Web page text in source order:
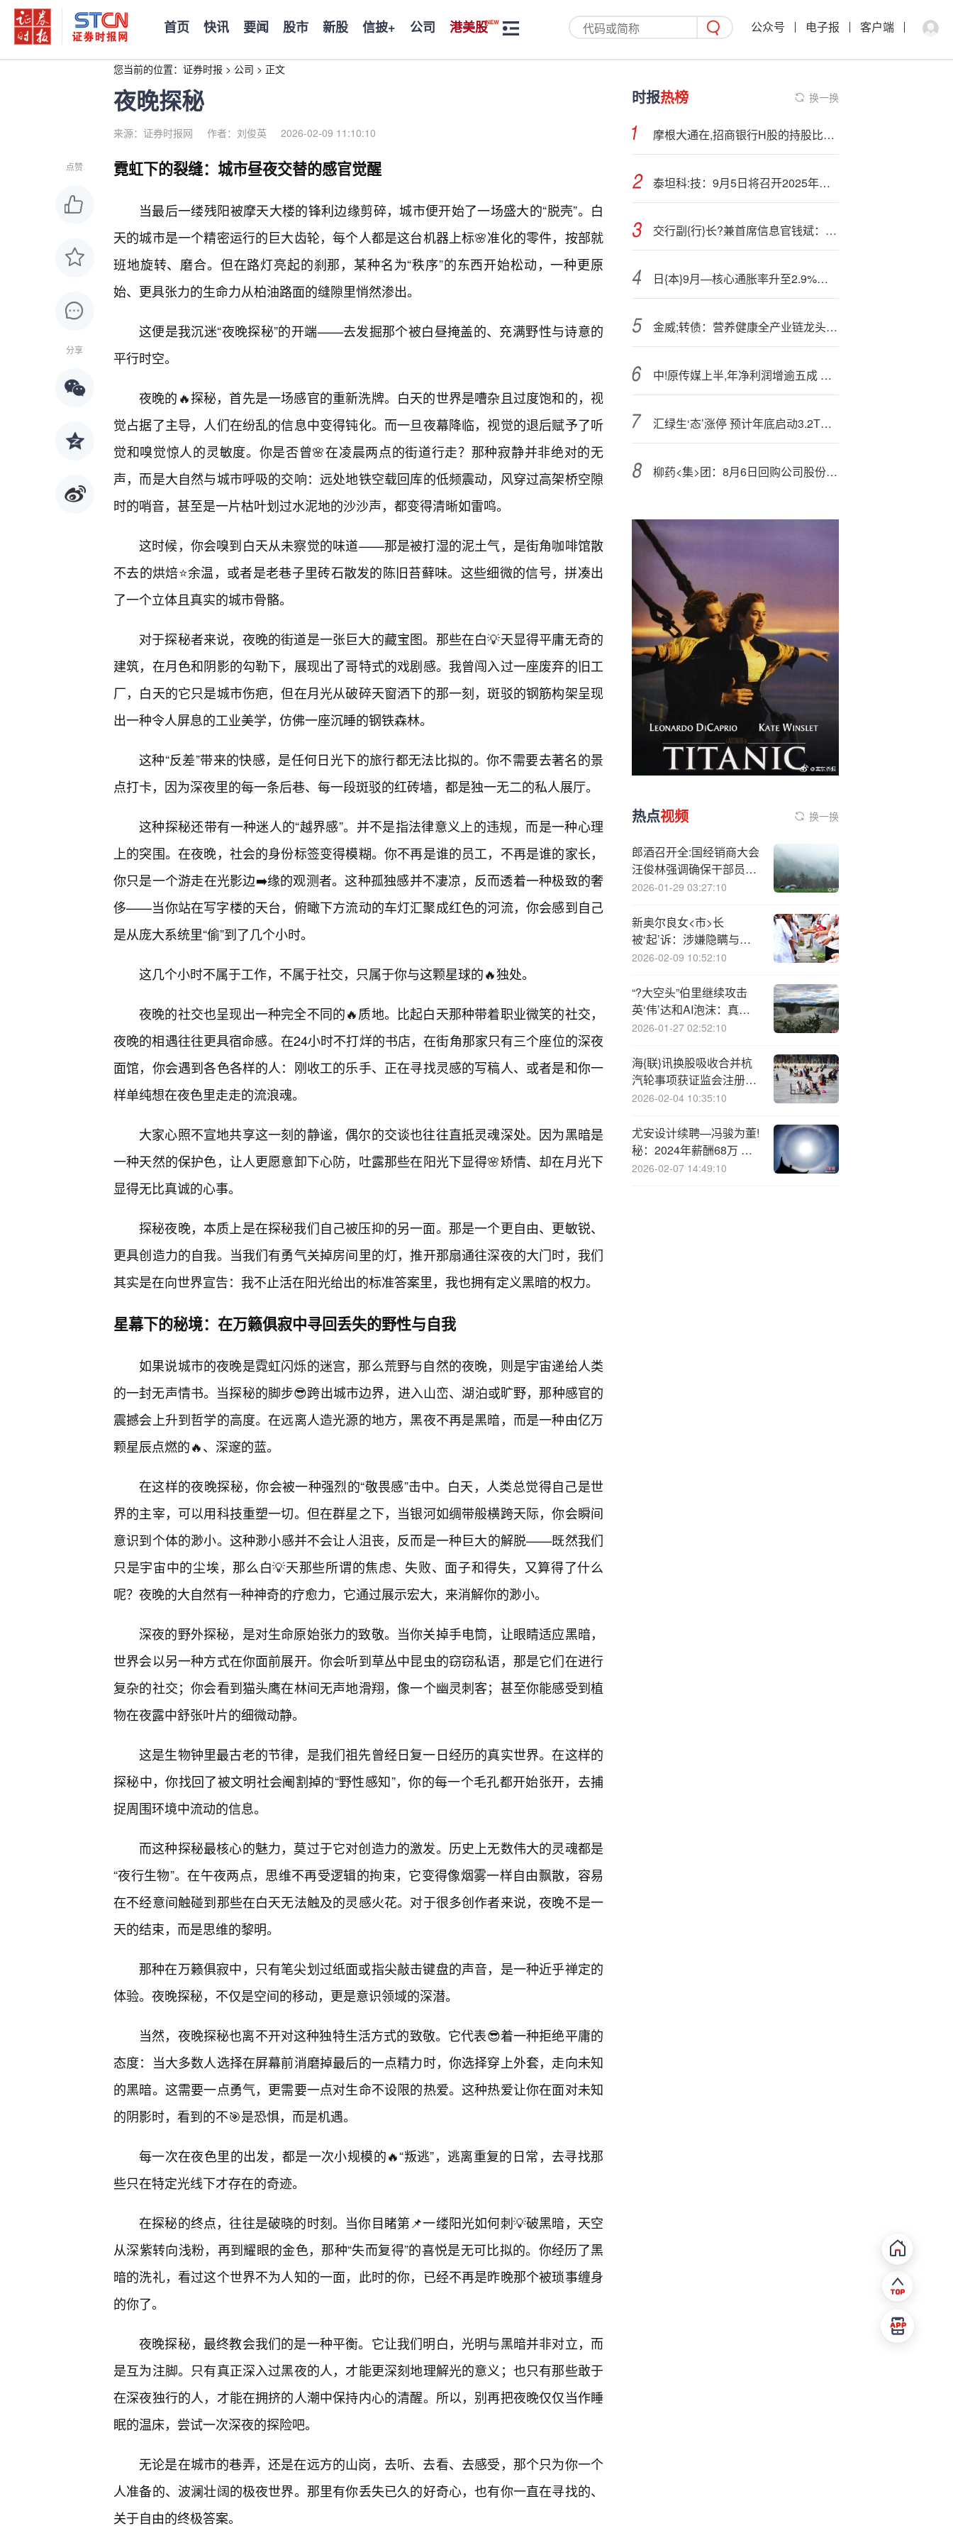
首页 快讯 要闻 股市 新股 信披+ 公司 港美股 公众号 电子报 客户端
您当前的位置： 证券时报 > 公司 > 正文
夜晚探秘
来源：证券时报网 作者：刘俊英 2026-02-09 11:10:10
点赞
分享
霓虹下的裂缝：城市昼夜交替的感官觉醒
当最后一缕残阳被摩天大楼的锋利边缘剪碎，城市便开始了一场盛大的“脱壳”。白
天的城市是一个精密运行的巨大齿轮，每个人都是这台机器上标🌸准化的零件，按部就
班地旋转、磨合。但在路灯亮起的刹那，某种名为“秩序”的东西开始松动，一种更原
始、更具张力的生命力从柏油路面的缝隙里悄然渗出。
这便是我沉迷“夜晚探秘”的开端——去发掘那个被白昼掩盖的、充满野性与诗意的
平行时空。
夜晚的🔥探秘，首先是一场感官的重新洗牌。白天的世界是嘈杂且过度饱和的，视
觉占据了主导，人们在纷乱的信息中变得钝化。而一旦夜幕降临，视觉的退后赋予了听
觉和嗅觉惊人的灵敏度。你是否曾🌸在凌晨两点的街道行走？那种寂静并非绝对的无
声，而是大自然与城市呼吸的交响：远处地铁空载回库的低频震动，风穿过高架桥空隙
时的哨音，甚至是一片枯叶划过水泥地的沙沙声，都变得清晰如雷鸣。
这时候，你会嗅到白天从未察觉的味道——那是被打湿的泥土气，是街角咖啡馆散
不去的烘焙⭐余温，或者是老巷子里砖石散发的陈旧苔藓味。这些细微的信号，拼凑出
了一个立体且真实的城市骨骼。
对于探秘者来说，夜晚的街道是一张巨大的藏宝图。那些在白💡天显得平庸无奇的
建筑，在月色和阴影的勾勒下，展现出了哥特式的戏剧感。我曾闯入过一座废弃的旧工
厂，白天的它只是城市伤疤，但在月光从破碎天窗洒下的那一刻，斑驳的钢筋构架呈现
出一种令人屏息的工业美学，仿佛一座沉睡的钢铁森林。
这种“反差”带来的快感，是任何日光下的旅行都无法比拟的。你不需要去著名的景
点打卡，因为深夜里的每一条后巷、每一段斑驳的红砖墙，都是独一无二的私人展厅。
这种探秘还带有一种迷人的“越界感”。并不是指法律意义上的违规，而是一种心理
上的突围。在夜晚，社会的身份标签变得模糊。你不再是谁的员工，不再是谁的家长，
你只是一个游走在光影边➡️缘的观测者。这种孤独感并不凄凉，反而透着一种极致的奢
侈——当你站在写字楼的天台，俯瞰下方流动的车灯汇聚成红色的河流，你会感到自己
是从庞大系统里“偷”到了几个小时。
这几个小时不属于工作，不属于社交，只属于你与这颗星球的🔥独处。
夜晚的社交也呈现出一种完全不同的🔥质地。比起白天那种带着职业微笑的社交，
夜晚的相遇往往更具宿命感。在24小时不打烊的书店，在街角那家只有三个座位的深夜
面馆，你会遇到各色各样的人：刚收工的乐手、正在寻找灵感的写稿人、或者是和你一
样单纯想在夜色里走走的流浪魂。
大家心照不宣地共享这一刻的静谧，偶尔的交谈也往往直抵灵魂深处。因为黑暗是
一种天然的保护色，让人更愿意卸下心防，吐露那些在阳光下显得🌸矫情、却在月光下
显得无比真诚的心事。
探秘夜晚，本质上是在探秘我们自己被压抑的另一面。那是一个更自由、更敏锐、
更具创造力的自我。当我们有勇气关掉房间里的灯，推开那扇通往深夜的大门时，我们
其实是在向世界宣告：我不止活在阳光给出的标准答案里，我也拥有定义黑暗的权力。
星幕下的秘境：在万籁俱寂中寻回丢失的野性与自我
如果说城市的夜晚是霓虹闪烁的迷宫，那么荒野与自然的夜晚，则是宇宙递给人类
的一封无声情书。当探秘的脚步😎跨出城市边界，进入山峦、湖泊或旷野，那种感官的
震撼会上升到哲学的高度。在远离人造光源的地方，黑夜不再是黑暗，而是一种由亿万
颗星辰点燃的🔥、深邃的蓝。
在这样的夜晚探秘，你会被一种强烈的“敬畏感”击中。白天，人类总觉得自己是世
界的主宰，可以用科技重塑一切。但在群星之下，当银河如绸带般横跨天际，你会瞬间
意识到个体的渺小。这种渺小感并不会让人沮丧，反而是一种巨大的解脱——既然我们
只是宇宙中的尘埃，那么白💡天那些所谓的焦虑、失败、面子和得失，又算得了什么
呢？夜晚的大自然有一种神奇的疗愈力，它通过展示宏大，来消解你的渺小。
深夜的野外探秘，是对生命原始张力的致敬。当你关掉手电筒，让眼睛适应黑暗，
世界会以另一种方式在你面前展开。你会听到草丛中昆虫的窃窃私语，那是它们在进行
复杂的社交；你会看到猫头鹰在林间无声地滑翔，像一个幽灵刺客；甚至你能感受到植
物在夜露中舒张叶片的细微动静。
这是生物钟里最古老的节律，是我们祖先曾经日复一日经历的真实世界。在这样的
探秘中，你找回了被文明社会阉割掉的“野性感知”，你的每一个毛孔都开始张开，去捕
捉周围环境中流动的信息。
而这种探秘最核心的魅力，莫过于它对创造力的激发。历史上无数伟大的灵魂都是
“夜行生物”。在午夜两点，思维不再受逻辑的拘束，它变得像烟雾一样自由飘散，容易
在不经意间触碰到那些在白天无法触及的灵感火花。对于很多创作者来说，夜晚不是一
天的结束，而是思维的黎明。
那种在万籁俱寂中，只有笔尖划过纸面或指尖敲击键盘的声音，是一种近乎禅定的
体验。夜晚探秘，不仅是空间的移动，更是意识领域的深潜。
当然，夜晚探秘也离不开对这种独特生活方式的致敬。它代表😎着一种拒绝平庸的
态度：当大多数人选择在屏幕前消磨掉最后的一点精力时，你选择穿上外套，走向未知
的黑暗。这需要一点勇气，更需要一点对生命不设限的热爱。这种热爱让你在面对未知
的阴影时，看到的不🎯是恐惧，而是机遇。
每一次在夜色里的出发，都是一次小规模的🔥“叛逃”，逃离重复的日常，去寻找那
些只在特定光线下才存在的奇迹。
在探秘的终点，往往是破晓的时刻。当你目睹第📌一缕阳光如何刺💡破黑暗，天空
从深紫转向浅粉，再到耀眼的金色，那种“失而复得”的喜悦是无可比拟的。你经历了黑
暗的洗礼，看过这个世界不为人知的一面，此时的你，已经不再是昨晚那个被琐事缠身
的你了。
夜晚探秘，最终教会我们的是一种平衡。它让我们明白，光明与黑暗并非对立，而
是互为注脚。只有真正深入过黑夜的人，才能更深刻地理解光的意义；也只有那些敢于
在深夜独行的人，才能在拥挤的人潮中保持内心的清醒。所以，别再把夜晚仅仅当作睡
眠的温床，尝试一次深夜的探险吧。
无论是在城市的巷弄，还是在远方的山岗，去听、去看、去感受，那个只为你一个
人准备的、波澜壮阔的极夜世界。那里有你丢失已久的好奇心，也有你一直在寻找的、
关于自由的终极答案。
时报热榜 换一换
摩根大通在,招商银行H股的持股比例于10月20日从4.94%升至5.00%
泰坦科:技：9月5日将召开2025年第一次临时股东大会
交行副{行}长?兼首席信息官钱斌：金融在人工智能运用中的关键决策点必须由人把控
日{本}9月—核心通胀率升至2.9%，支持近期加息预期
金威;转债：营养健康全产业链龙头（东吴固收李勇 陈伯铭）20250820
中!原传媒上半,年净利润增逾五成 教育服务生态持续完善
汇绿生‘态’涨停 预计年底启动3.2T模块开发
柳药<集>团：8月6日回购公司股份54.45万股
热点视频 换一换
郎酒召开全:国经销商大会
汪俊林强调确保干部员工
队伍稳定、不参与价格战
2026-01-29 03:27:10
新奥尔良女<市>长
被‘起’诉：涉嫌隐瞒与贴
身警官关系并滥用公款
2026-02-09 10:52:10
“?大空头”伯里继续攻击
英‘伟’达和AI泡沫：真正
的终端需求小得离谱
2026-01-27 02:52:10
海{联}讯换股吸收合并杭
汽轮事项获证监会注册批
复
2026-02-04 10:35:10
尤安设计续聘—冯骏为董!
秘：2024年薪酬68万 任
内公司市值减少65.69亿
2026-02-07 14:49:10